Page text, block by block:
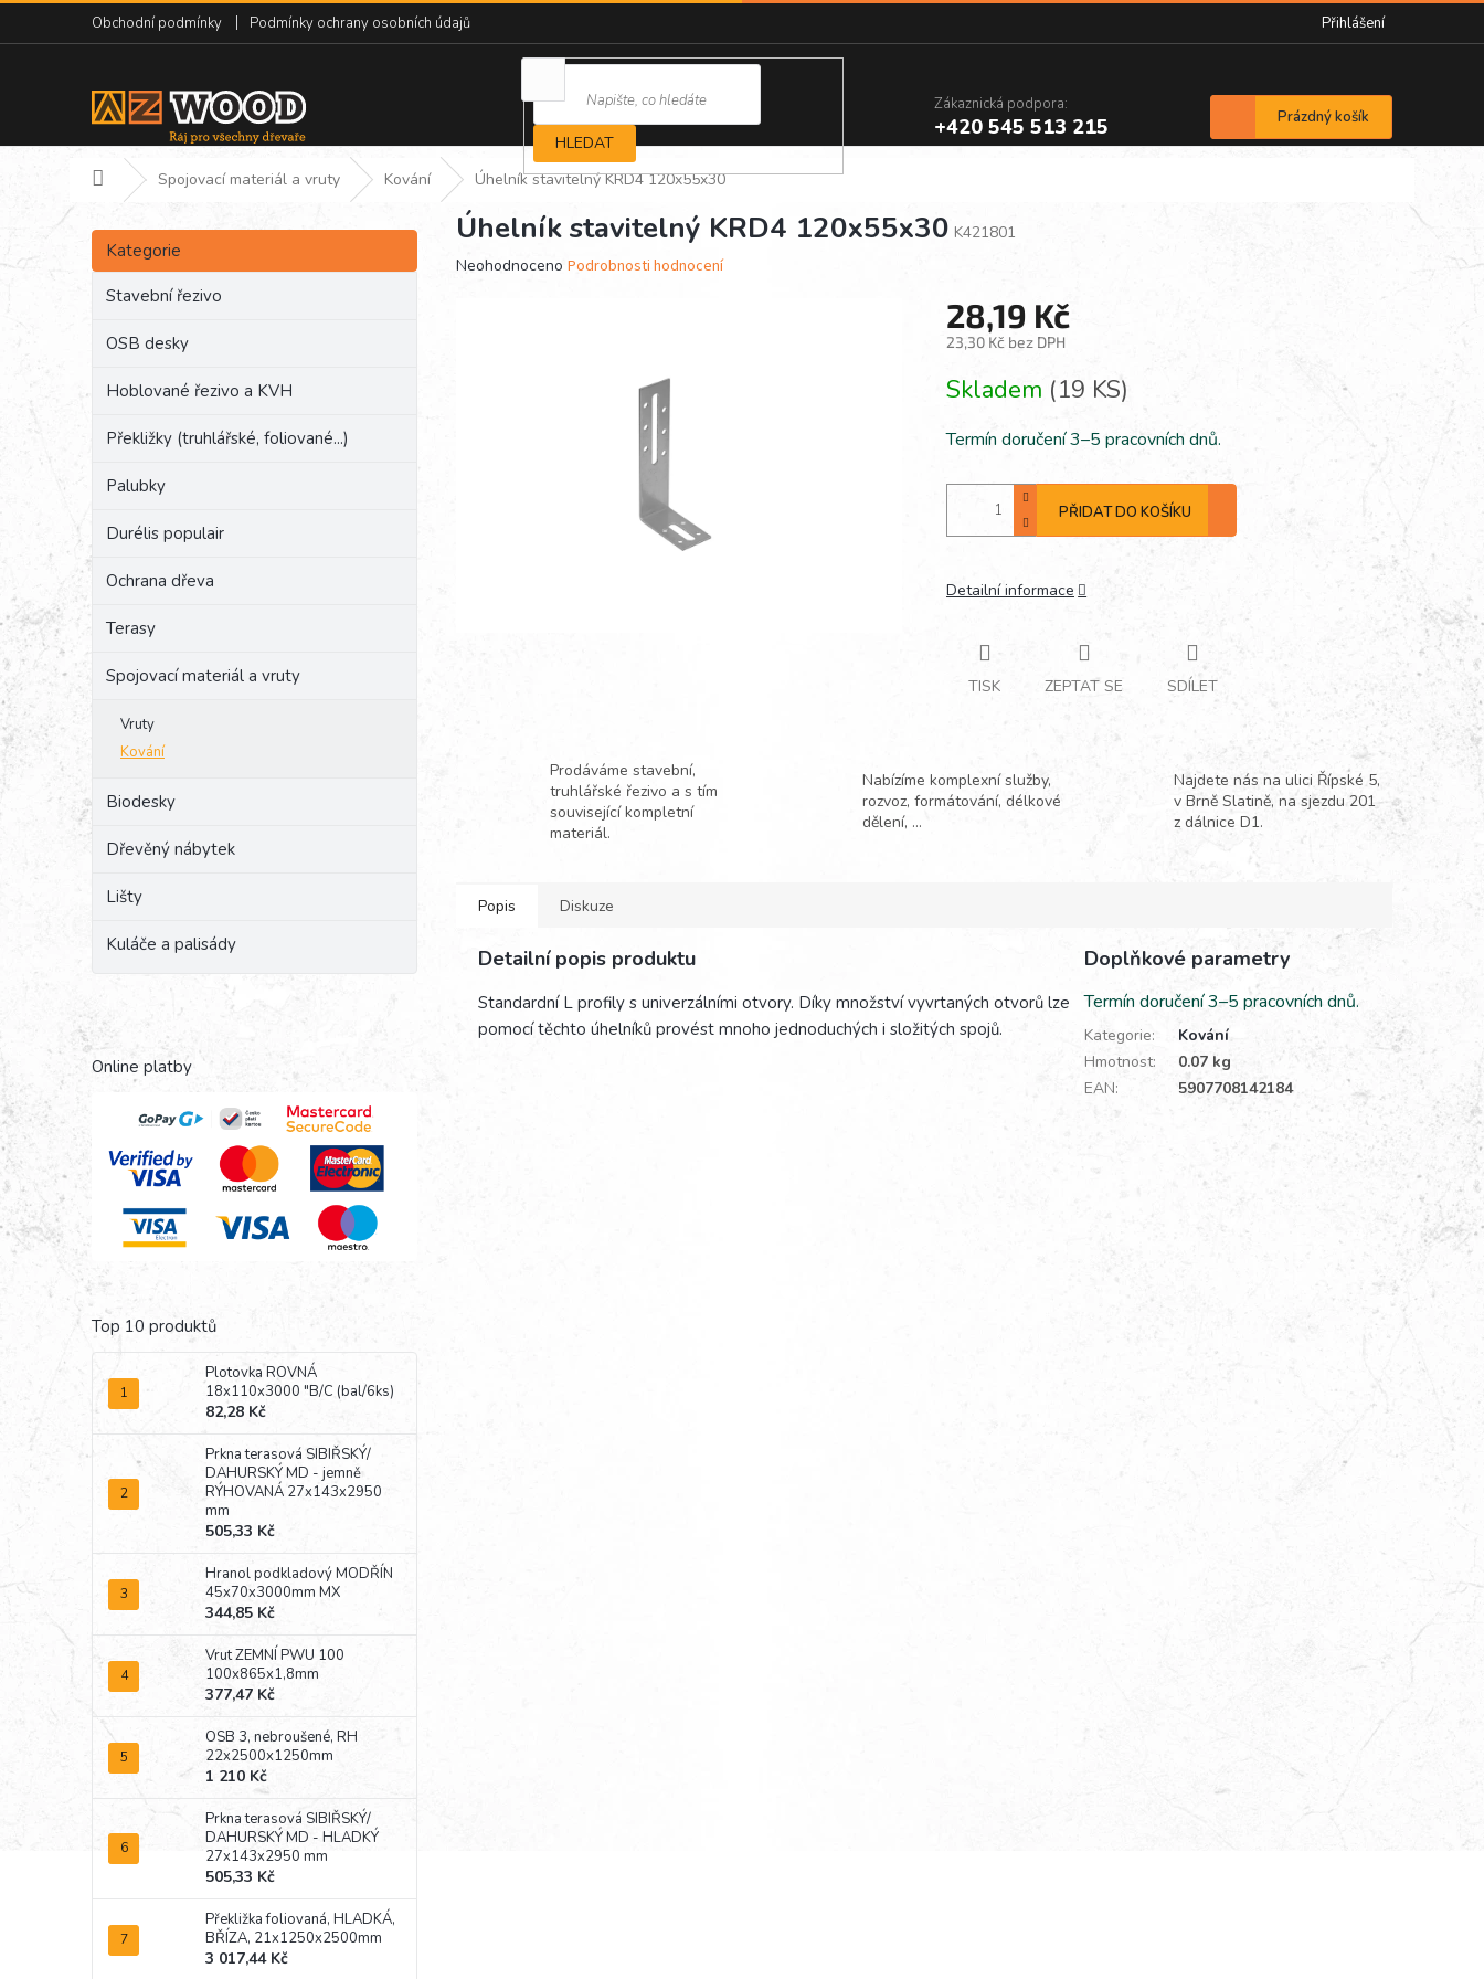
Přejít
obsah
Obchodní podmínky Podmínky ochrany osobních údajů Přihlášení
HLEDAT
Zákaznická podpora:
+420 545 513 215
Nákupní
košík
Prázdný košík
Domů Spojovací materiál a vruty Kování Úhelník stavitelný KRD4 120x55x30
P
s
l
Přeskočit
kategorie
Kategorie
Stavební řezivo
OSB desky
Hoblované řezivo a KVH
Překližky (truhlářské, foliované...)
Palubky
Durélis populair
Ochrana dřeva
Terasy
Spojovací materiál a vruty
Vruty
Kování
Biodesky
Dřevěný nábytek
Lišty
Kuláče a palisády
Online platby
Top 10 produktů
Plotovka ROVNÁ
18x110x3000 "B/C (bal/6ks)
82,28 Kč
Prkna terasová SIBIŘSKÝ/
DAHURSKÝ MD - jemně
RÝHOVANÁ 27x143x2950
mm
505,33 Kč
Hranol podkladový MODŘÍN
45x70x3000mm MX
344,85 Kč
Vrut ZEMNÍ PWU 100
100x865x1,8mm
377,47 Kč
OSB 3, nebroušené, RH
22x2500x1250mm
1 210 Kč
Prkna terasová SIBIŘSKÝ/
DAHURSKÝ MD - HLADKÝ
27x143x2950 mm
505,33 Kč
Překližka foliovaná, HLADKÁ,
BŘÍZA, 21x1250x2500mm
3 017,44 Kč
Úhelník stavitelný KRD4 120x55x30 K421801
Průměrné
Neohodnoceno Podrobnosti hodnocení
28,19 Kč
23,30 Kč bez DPH
cena:
Skladem (19 KS)
Termín doručení 3–5 pracovních dnů.
PŘIDAT DO KOŠÍKU
Detailní informace
TISK ZEPTAT SE SDÍLET
Prodáváme stavební,
truhlářské řezivo a s tím
související kompletní
materiál.
Nabízíme komplexní služby,
rozvoz, formátování, délkové
dělení, ...
Najdete nás na ulici Řípské 5,
v Brně Slatině, na sjezdu 201
z dálnice D1.
Popis Diskuze
Detailní popis produktu
Standardní L profily s univerzálními otvory. Díky množství vyvrtaných otvorů lze
pomocí těchto úhelníků provést mnoho jednoduchých i složitých spojů.
Doplňkové parametry
Termín doručení 3–5 pracovních dnů.
Kategorie:
Kování
Hmotnost:
0.07 kg
EAN: 5907708142184